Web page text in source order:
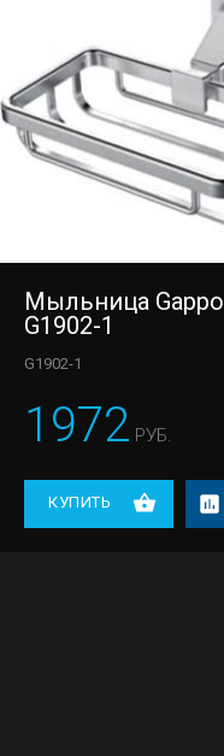
Мыльница Gappo
G1902-1
G1902-1
1972 РУБ.
КУПИТЬ